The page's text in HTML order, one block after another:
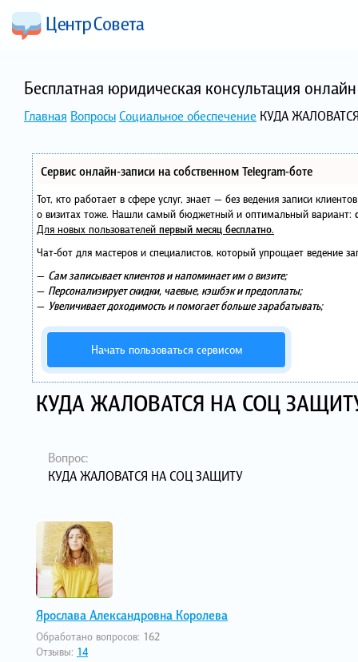
Бесплатная юридическая консультация
Главная ВопросыСоциальное обеспечение КУДА
Сервис онлайн-записи на собственном Telegram-боте
Тот, кто работает в сфере услуг, знает — без ведения записи
о визитах тоже. Нашли самый бюджетный и оптимальный вариант:
Для новых пользователей первый месяц бесплатно.
Чат-бот для мастеров и специалистов, который упрощает ведение
— Сам записывает клиентов и напоминает им о визите;
— Персонализирует скидки, чаевые, кэшбэк и предоплаты;
— Увеличивает доходимость и помогает больше зарабатывать;
Начать пользоваться сервисом
КУДА ЖАЛОВАТСЯ НА СОЦ
Вопрос:
КУДА ЖАЛОВАТСЯ НА СОЦ ЗАЩИТУ
Ярослава Александровна Королева
Обработано вопросов: 162
Отзывы: 14